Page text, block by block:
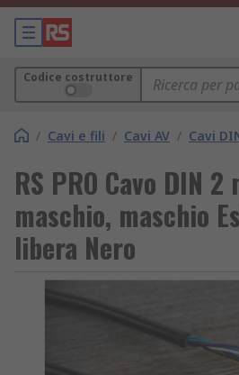
Codice costruttore
/ Cavi e fili / Cavi AV / Cavi
RS PRO Cavo DIN
maschio, maschio
libera Nero